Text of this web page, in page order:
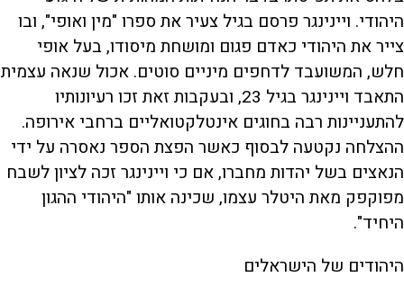
היהודי. ויינינגר פרסם בגיל צעיר את ספרו "מין ואופי", ובו
צייר את היהודי כאדם פגום ומושחת מיסודו, בעל אופי
חלש, המשועבד לדחפים מיניים סוטים. אכול שנאה עצמית
התאבד ויינינגר בגיל 23, ובעקבות זאת זכו רעיונותיו
להתעניינות רבה בחוגים אינטלקטואליים ברחבי אירופה.
ההצלחה נקטעה לבסוף כאשר הפצת הספר נאסרה על ידי
הנאצים בשל יהדות מחברו, אם כי ויינינגר זכה לציון לשבח
מפוקפק מאת היטלר עצמו, שכינה אותו "היהודי ההגון
היחיד".
היהודים של הישראלים